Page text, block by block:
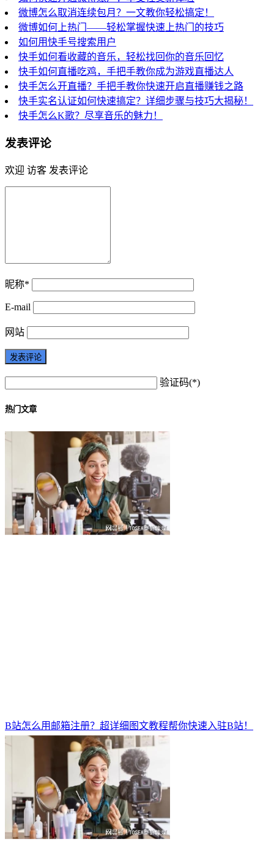
微博怎么取消连续包月？一文教你轻松搞定！
微博如何上热门——轻松掌握快速上热门的技巧
如何用快手号搜索用户
快手如何看收藏的音乐，轻松找回你的音乐回忆
快手如何直播吃鸡，手把手教你成为游戏直播达人
快手怎么开直播？手把手教你快速开启直播赚钱之路
快手实名认证如何快速搞定？详细步骤与技巧大揭秘！
快手怎么K歌？尽享音乐的魅力！
发表评论
欢迎 访客 发表评论
昵称*
E-mail
网站
验证码(*)
热门文章
B站怎么用邮箱注册？超详细图文教程帮你快速入驻B站！